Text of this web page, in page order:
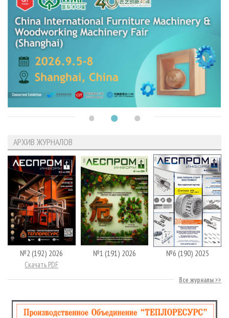
АРХИВ ЖУРНАЛОВ
№2 (192) 2026
Скачать PDF
№1 (191) 2026 №6 (190) 2025
Все журналы